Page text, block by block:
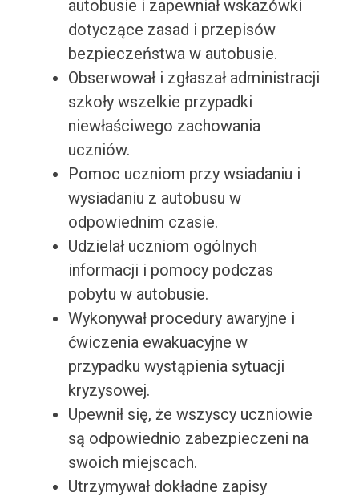
autobusie i zapewniał wskazówki
dotyczące zasad i przepisów
bezpieczeństwa w autobusie.
Obserwował i zgłaszał administracji
szkoły wszelkie przypadki
niewłaściwego zachowania
uczniów.
Pomoc uczniom przy wsiadaniu i
wysiadaniu z autobusu w
odpowiednim czasie.
Udzielał uczniom ogólnych
informacji i pomocy podczas
pobytu w autobusie.
Wykonywał procedury awaryjne i
ćwiczenia ewakuacyjne w
przypadku wystąpienia sytuacji
kryzysowej.
Upewnił się, że wszyscy uczniowie
są odpowiednio zabezpieczeni na
swoich miejscach.
Utrzymywał dokładne zapisy